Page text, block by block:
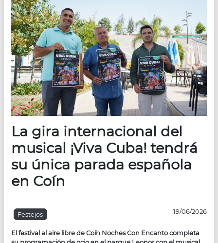
La gira internacional del
musical ¡Viva Cuba! tendrá
su única parada española
en Coín
Festejos 19/06/2026
El festival al aire libre de Coín Noches Con Encanto completa